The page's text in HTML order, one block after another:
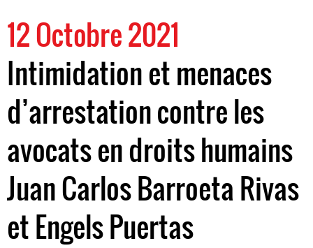
12 Octobre 2021
Intimidation et menaces
d’arrestation contre les
avocats en droits humains
Juan Carlos Barroeta Rivas
et Engels Puertas